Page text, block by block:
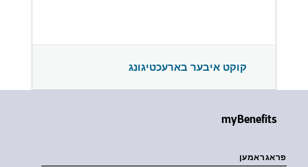
קוקט איבער בארעכטיגונג
myBenefits
פראגראמען